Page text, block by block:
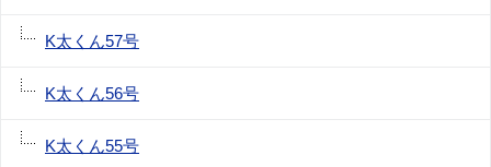
K太くん57号
K太くん56号
K太くん55号